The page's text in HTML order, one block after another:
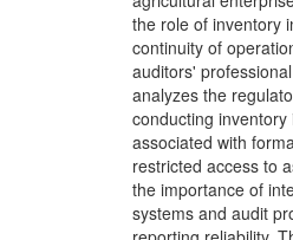
the role of inventory
continuity of
auditors'
analyzes the
conducting
associated with
restricted access to
the importance of
systems and audit